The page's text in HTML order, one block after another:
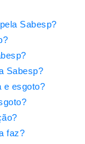
Sabesp?
Sabesp?
e esgoto?
faz?